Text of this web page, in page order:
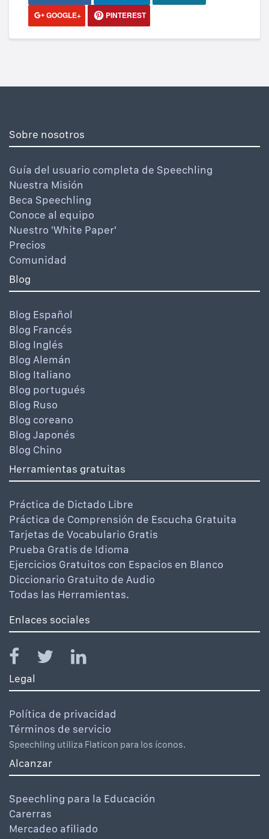
GOOGLE+
PINTEREST
Sobre nosotros
Guía del usuario completa de Speechling
Nuestra Misión
Beca Speechling
Conoce al equipo
Nuestro 'White Paper'
Precios
Comunidad
Blog
Blog Español
Blog Francés
Blog Inglés
Blog Alemán
Blog Italiano
Blog portugués
Blog Ruso
Blog coreano
Blog Japonés
Blog Chino
Herramientas gratuitas
Práctica de Dictado Libre
Práctica de Comprensión de Escucha Gratuita
Tarjetas de Vocabulario Gratis
Prueba Gratis de Idioma
Ejercicios Gratuitos con Espacios en Blanco
Diccionario Gratuito de Audio
Todas las Herramientas.
Enlaces sociales
Legal
Política de privacidad
Términos de servicio
Speechling utiliza Flaticon para los íconos.
Alcanzar
Speechling para la Educación
Carerras
Mercadeo afiliado